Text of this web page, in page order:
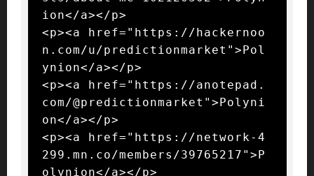
ion</a></p>
<p><a href="https://hackernoo
n.com/u/predictionmarket">Pol
ynion</a></p>
<p><a href="https://anotepad.
com/@predictionmarket">Polyni
on</a></p>
<p><a href="https://network-4
299.mn.co/members/39765217">P
olynion</a></p>